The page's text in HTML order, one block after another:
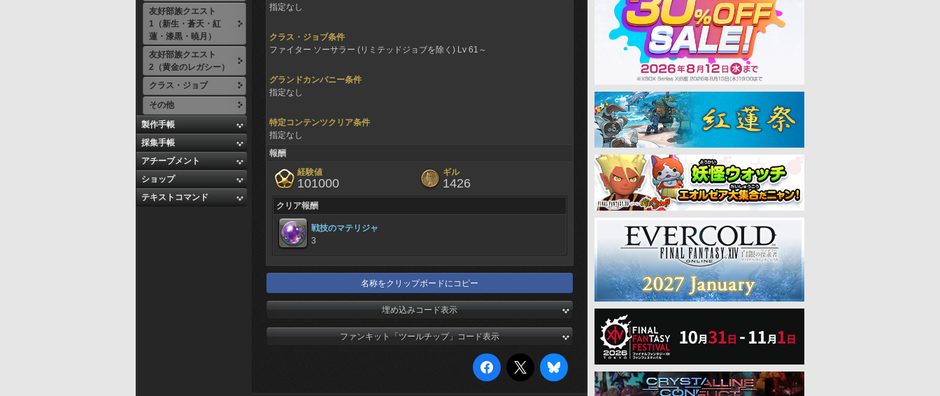
友好部族クエスト
1（新生・蒼天・紅
蓮・漆黒・暁月）
友好部族クエスト
2（黄金のレガシー）
クラス・ジョブ
その他
製作手帳
採集手帳
アチーブメント
ショップ
テキストコマンド
指定なし
クラス・ジョブ条件
ファイター ソーサラー (リミテッドジョブを除く) Lv 61～
グランドカンパニー条件
指定なし
特定コンテンツクリア条件
指定なし
報酬
経験値
101000
ギル
1426
クリア報酬
戦技のマテリジャ
3
名称をクリップボードにコピー
埋め込みコード表示
ファンキット「ツールチップ」コード表示